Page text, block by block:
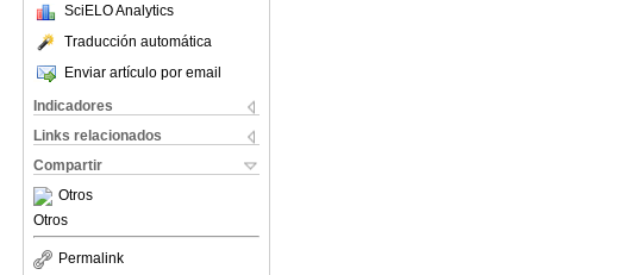
SciELO Analytics
Traducción automática
Enviar artículo por email
Indicadores
Links relacionados
Compartir
Otros
Otros
Permalink